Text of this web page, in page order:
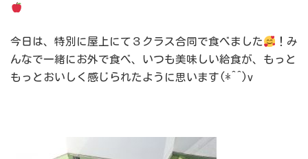
今日は、特別に屋上にて３クラス合同で食べました
！み
んなで一緒にお外で食べ、いつも美味しい給食が、もっと
もっとおいしく感じられたように思います(*^^)v